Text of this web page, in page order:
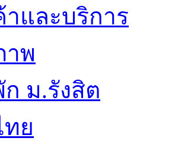
และบริการ
าพ
ม.รังสิต
ย